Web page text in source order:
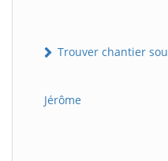
Trouver chantier
Jérôme